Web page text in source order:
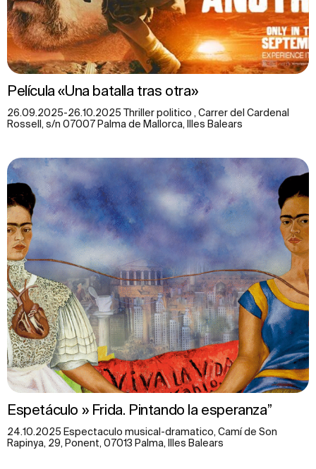
Película «Una batalla tras otra»
26.09.2025-26.10.2025 Thriller politico , Carrer del Cardenal
Rossell, s/n 07007 Palma de Mallorca, Illes Balears
Espetáculo » Frida. Pintando la esperanza”
24.10.2025 Espectaculo musical-dramatico, Camí de Son
Rapinya, 29, Ponent, 07013 Palma, Illes Balears